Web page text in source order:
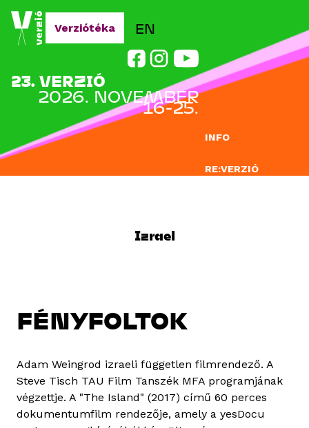
Jump to navigation
INFO
RE:VERZIÓ
EN
23. VERZIÓ
2026. NOVEMBER
16-25.
Verziótéka
Izrael
FÉNYFOLTOK
Adam Weingrod izraeli független filmrendező. A
Steve Tisch TAU Film Tanszék MFA programjának
végzettje. A "The Island" (2017) című 60 perces
dokumentumfilm rendezője, amely a yesDocu